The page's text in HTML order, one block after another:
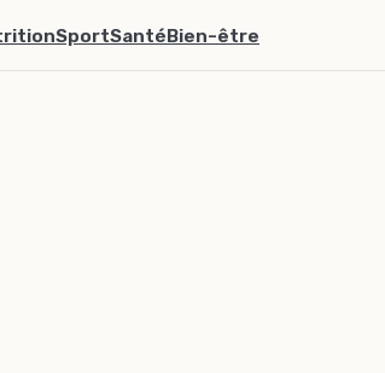
SportSantéBien-être